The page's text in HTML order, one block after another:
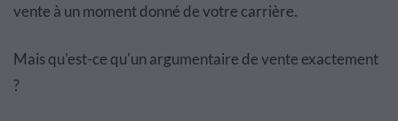
vente à un moment donné de votre carrière.
Mais qu'est-ce qu'un argumentaire de vente exactement
?